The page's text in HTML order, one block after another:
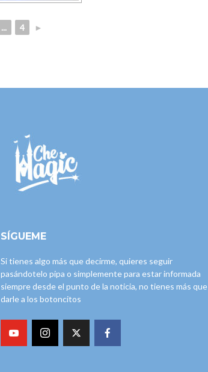
... 4 ►
SÍGUEME
Si tienes algo más que decirme, quieres seguir
pasándotelo pipa o simplemente para estar informada
siempre desde el punto de la noticia, no tienes más que
darle a los botoncitos